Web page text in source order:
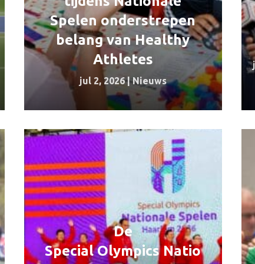
Spelen onderstrepen
belang van Healthy
Athletes
jul 2, 2026|Nieuws
De
Special Olympics Natio